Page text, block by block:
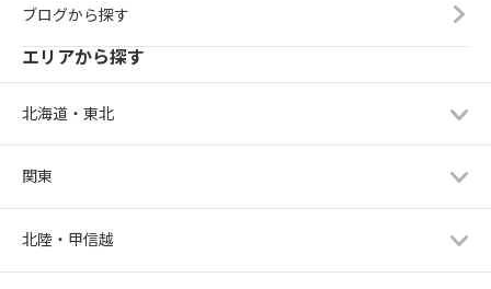
ブログから探す
エリアから探す
北海道・東北
関東
北陸・甲信越